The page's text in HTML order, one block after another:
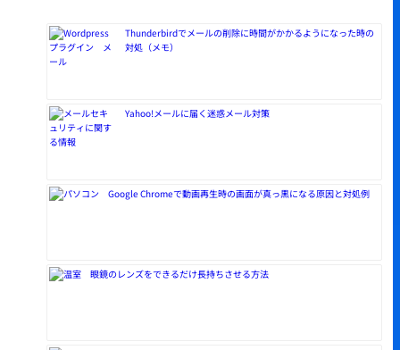
Thunderbirdでメールの削除に時間がかかるようになった時の
対処（メモ）
Yahoo!メールに届く迷惑メール対策
Google Chromeで動画再生時の画面が真っ黒になる原因と対処例
眼鏡のレンズをできるだけ長持ちさせる方法